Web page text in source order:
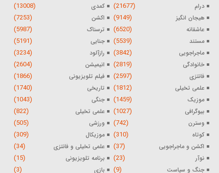
درام (21677) کمدی (13008)
هیجان انگیز (9149) اکشن (7253)
عاشقانه (6520) ترسناک (5987)
مستند (5539) جنایی (5191)
ماجراجویی (3842) رازآلود (3234)
خانوادگی (2819) انیمیشن (2604)
فانتزی (2597) فیلم تلویزیونی (1866)
علمی تخیلی (1812) تاریخی (1740)
موزیک (1459) جنگی (1043)
بیوگرافی (1027) علمی تخیلی (822)
وسترن (742) ورزشی (505)
کوتاه (310) موزیکال (309)
اکشن و ماجراجویی (37) علمی تخیلی و فانتزی (34)
نوآر (23) برنامه تلویزیونی (15)
جنگ و سیاست (9) بازی (3)